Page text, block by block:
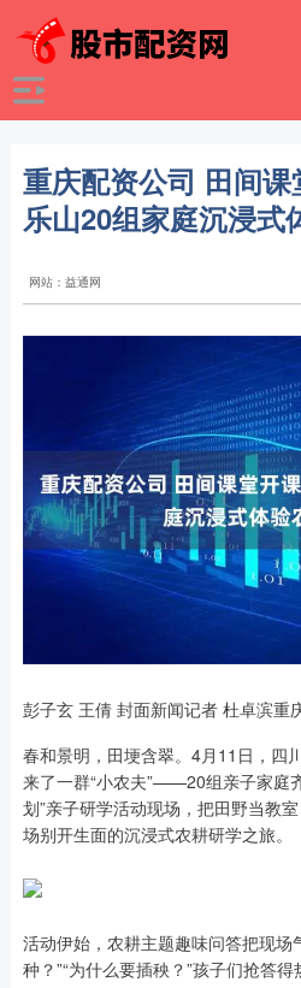
重庆配资公司 田间
乐山20组家庭沉浸式
网站：益通网
彭子玄 王倩 封面新闻记者 杜卓滨重
春和景明，田埂含翠。4月11日，四
来了一群“小农夫”——20组亲子家庭
划”亲子研学活动现场，把田野当教
场别开生面的沉浸式农耕研学之旅。
活动伊始，农耕主题趣味问答把现场
种？”“为什么要插秧？”孩子们抢答